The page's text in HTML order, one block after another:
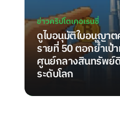
ข่าวคริปโตเคอเรนซี่
ดูไบอนุมัติใบอนุญาต
รายที่ 50 ตอกย้ำเป้
ศูนย์กลางสินทรัพย์
ระดับโลก